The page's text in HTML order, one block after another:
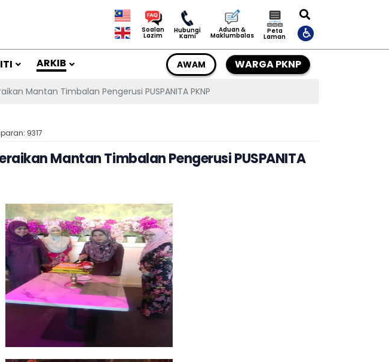
Soalan
Lazim
Hubungi
Kami
Aduan &
Maklumbalas
Peta
Laman
ARKIB AWAM WARGA PKNP
Mantan Timbalan Pengerusi PUSPANITA PKNP
9317
Mantan Timbalan Pengerusi PUSPANITA